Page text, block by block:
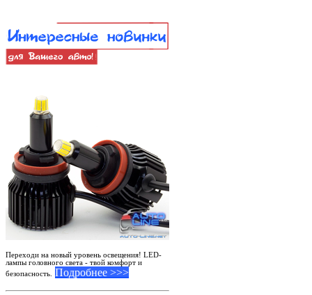
Переходи на новый уровень освещения! LED-
лампы головного света - твой комфорт и
безопасность.
Подробнее >>>